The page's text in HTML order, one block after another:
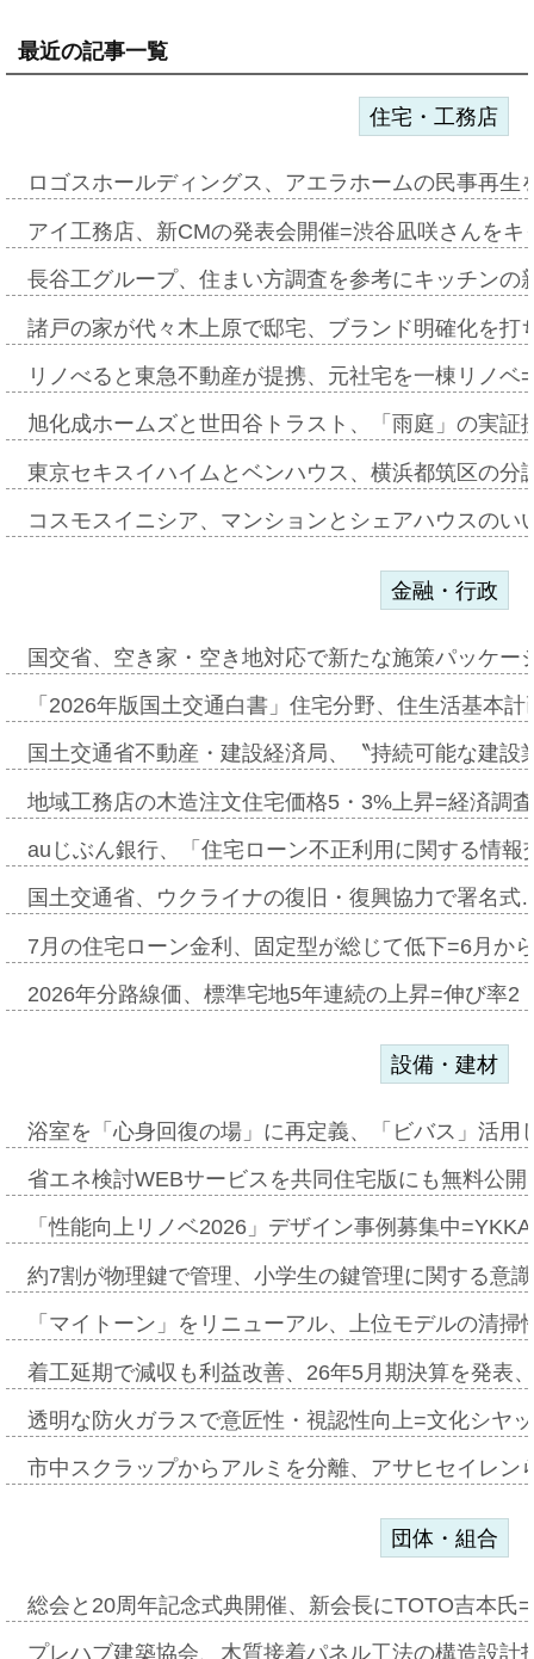
最近の記事一覧
住宅・工務店
ロゴスホールディングス、アエラホームの民事再
アイ工務店、新CMの発表会開催=渋谷凪咲さんを
長谷工グループ、住まい方調査を参考にキッチン
諸戸の家が代々木上原で邸宅、ブランド明確化を
リノべると東急不動産が提携、元社宅を一棟リノ
旭化成ホームズと世田谷トラスト、「雨庭」の実
東京セキスイハイムとベンハウス、横浜都筑区の
コスモスイニシア、マンションとシェアハウスの
金融・行政
国交省、空き家・空き地対応で新たな施策パッケ
「2026年版国土交通白書」住宅分野、住生活基本
国土交通省不動産・建設経済局、〝持続可能な建
地域工務店の木造注文住宅価格5・3%上昇=経済調
auじぶん銀行、「住宅ローン不正利用に関する情
国土交通省、ウクライナの復旧・復興協力で署名
7月の住宅ローン金利、固定型が総じて低下=6月か
2026年分路線価、標準宅地5年連続の上昇=伸び率
設備・建材
浴室を「心身回復の場」に再定義、「ビバス」活
省エネ検討WEBサービスを共同住宅版にも無料公
「性能向上リノベ2026」デザイン事例募集中
約7割が物理鍵で管理、小学生の鍵管理に関する意
「マイトーン」をリニューアル、上位モデルの清
着工延期で減収も利益改善、26年5月期決算を発表
透明な防火ガラスで意匠性・視認性向上=文化シヤ
市中スクラップからアルミを分離、アサヒセイレ
団体・組合
総会と20周年記念式典開催、新会長にTOTO吉本氏
プレハブ建築協会、木質接着パネル工法の構造設